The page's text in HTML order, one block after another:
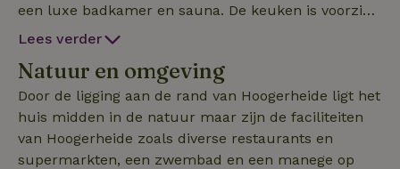
een luxe badkamer en sauna. De keuken is voorzien
van alle gemakken zoals een oven, vaatwasser,
vloerverwarming zorgt ervoor dat het behaaglijk
warm is, voor de gezelligheid kan de houtkachel
aangedaan worden. Het heerlijk ruime overdekte
terras met open haard en sfeerverlichting zorgt er
voor dat er ruimschoots genoten kan worden van
Lees verder
Natuur en omgeving
Door de ligging aan de rand van Hoogerheide ligt het
huis midden in de natuur maar zijn de faciliteiten
van Hoogerheide zoals diverse restaurants en
supermarkten, een zwembad en een manege op